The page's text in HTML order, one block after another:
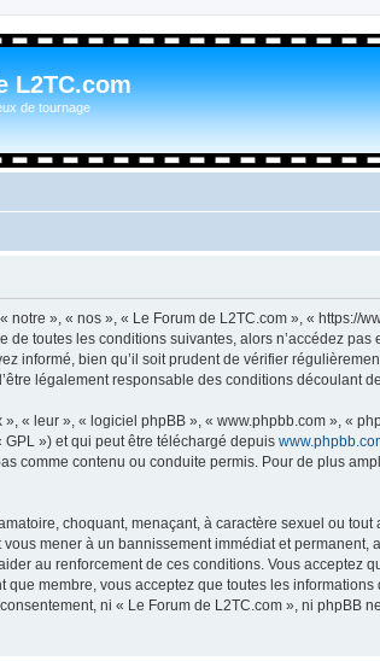
L2TC.com
de tournage
», « nos », « Le Forum de L2TC.com », « https://
toutes les conditions suivantes, alors n’accédez
informé, bien qu’il soit prudent de vérifier
légalement responsable des conditions découlant
« leur », « logiciel phpBB », « www.phpbb.com », «
») et qui peut être téléchargé depuis
comme contenu ou conduite permis. Pour de plus
choquant, menaçant, à caractère sexuel ou
mener à un bannissement immédiat et
au renforcement de ces conditions. Vous acceptez
membre, vous acceptez que toutes les
ni « Le Forum de L2TC.com », ni phpBB